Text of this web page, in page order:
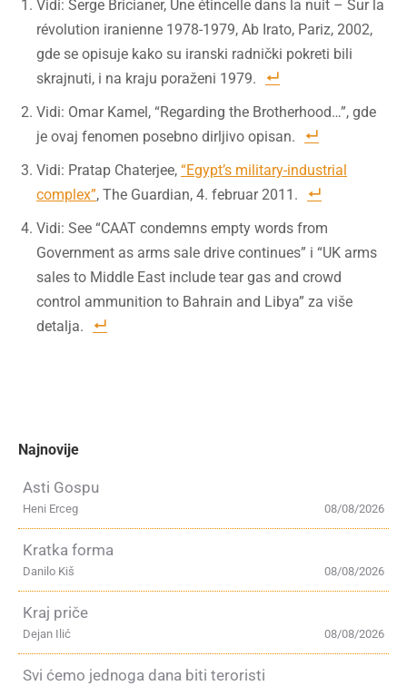
Vidi: Serge Bricianer, Une étincelle dans la nuit – Sur la
révolution iranienne 1978-1979, Ab Irato, Pariz, 2002,
gde se opisuje kako su iranski radnički pokreti bili
skrajnuti, i na kraju poraženi 1979.
Vidi: Omar Kamel, “Regarding the Brotherhood…”, gde
je ovaj fenomen posebno dirljivo opisan.
Vidi: Pratap Chaterjee, “Egypt’s military-industrial
complex”, The Guardian, 4. februar 2011.
Vidi: See “CAAT condemns empty words from
Government as arms sale drive continues” i “UK arms
sales to Middle East include tear gas and crowd
control ammunition to Bahrain and Libya” za više
detalja.
Najnovije
Asti Gospu
08/08/2026
Heni Erceg
Kratka forma
08/08/2026
Danilo Kiš
Kraj priče
08/08/2026
Dejan Ilić
Svi ćemo jednoga dana biti teroristi